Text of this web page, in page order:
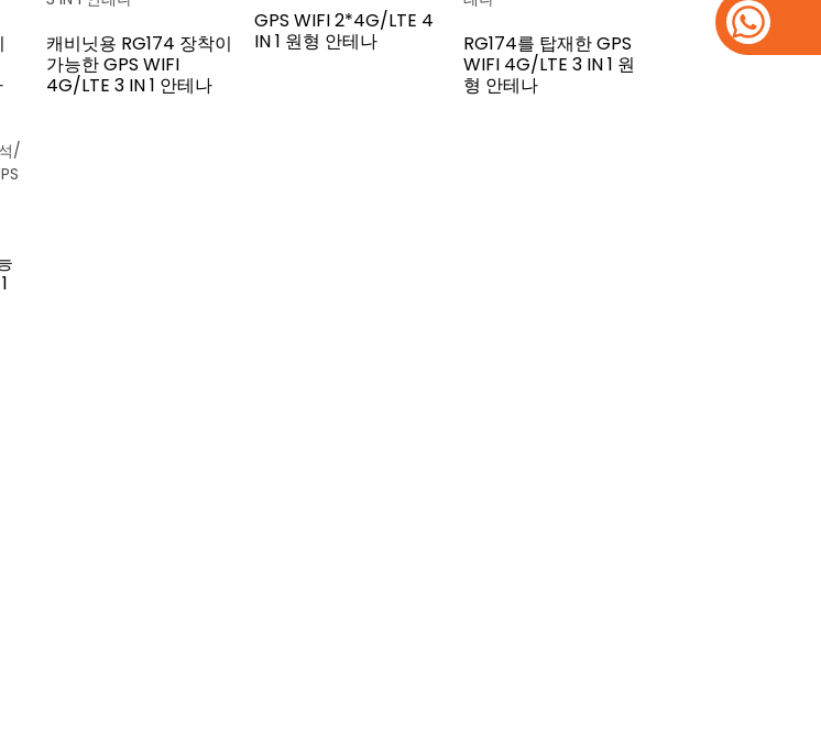
캐비닛용 RG174 장착이
가능한 GPS WIFI
4G/LTE 3 IN 1 안테나
GPS WIFI 2*4G/LTE 4
IN 1 원형 안테나
RG174를 탑재한 GPS
WIFI 4G/LTE 3 IN 1 원
형 안테나